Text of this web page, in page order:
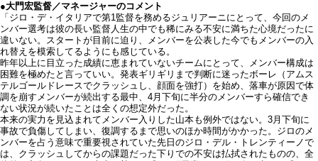
●大門宏監督／マネージャーのコメント
「ジロ・デ・イタリアで第1監督を務めるジュリアーニにとって、今回のメ
ンバー選考は彼の長い監督人生の中でも稀にみる不安に満ちた心境だったに
違いない。スタートが目前に迫り、メンバーを公表した今でもメンバーの入
れ替えを模索してるようにも感じている。
昨年以上に目立った成績に恵まれていないチームにとって、メンバー構成は
困難を極めたと言っていい。発表ギリギリまで判断に迷ったボーレ（アムス
テルゴールドレースでクラッシュし、顔面を強打）を始め、落車が原因で体
調を崩すメンバーが続出する最中、4月下旬に半分のメンバーすら確信でき
ない状況が続いたことは全くの想定外だった。
本来の実力を見込まれてメンバー入りした山本も例外ではない。3月下旬に
事故で負傷してしまい、復調するまで思いのほか時間がかかった。ジロのメ
ンバーを占う意味で重要視されていた先日のジロ・デル・トレンティーノで
は、クラッシュしてからの課題だった下りでの不安は払拭されたものの、全